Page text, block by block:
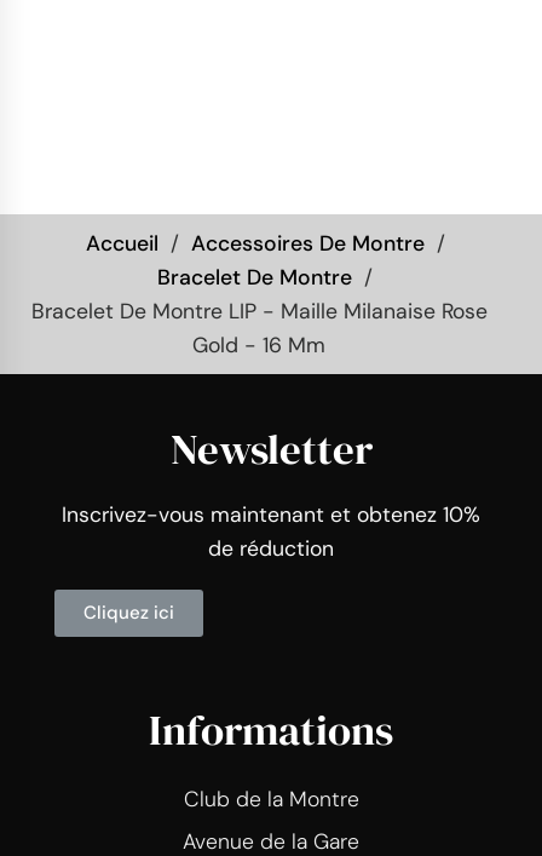
Accueil
Accessoires De Montre
Bracelet De Montre
Bracelet De Montre LIP - Maille Milanaise Rose
Gold - 16 Mm
Newsletter
Inscrivez-vous maintenant et obtenez 10%
de réduction
Cliquez ici
Informations
Club de la Montre
Avenue de la Gare